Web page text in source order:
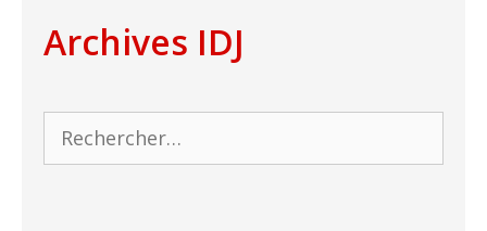
Archives IDJ
Rechercher :